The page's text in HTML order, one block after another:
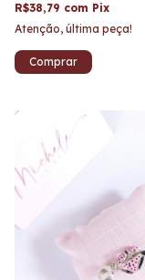
R$38,79 com Pix
Atenção, última peça!